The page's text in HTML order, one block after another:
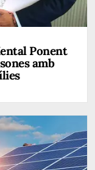
Ponent
amb